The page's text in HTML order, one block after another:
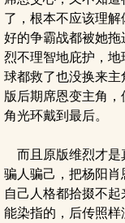
了，根本不应该理
好的争霸战都被她
烈不理智地庇护，
球都救了也没换来
版后期席恩变主角
角光环戴到最后。
而且原版维烈才是
骗人骗己，把杨阳
自己人格都拾掇不
能染指的，后传照样